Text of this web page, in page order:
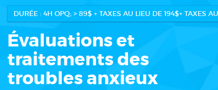
DURÉE : 4H OPQ; > 89$ + TAXES AU LIEU DE 194$+ TAXES
Évaluations et
traitements des
troubles anxieux